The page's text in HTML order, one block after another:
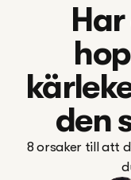
den
8 orsaker till att